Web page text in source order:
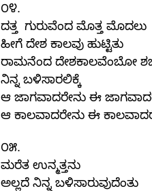
೦೪.
ದತ್ತ ಗುರುವೆಂದ ಮೊತ್ತ ಮೊದಲು
ಹೀಗೆ ದೇಶ ಕಾಲವು ಹುಟ್ಟಿತು
ರಾಮನೆಂದ ದೇಶಕಾಲವೆಂಬೋ
ನಿನ್ನ ಬಳಿಸಾರಲಿಕ್ಕೆ
ಆ ಜಾಗವಾದರೇನು ಈ
ಆ ಕಾಲವಾದರೇನು ಈ
೦೫.
ಮರೆತ ಉನ್ಮತ್ತನು
ಅಲ್ಲದೆ ನಿನ್ನ ಬಳಿಸಾರುವುದೆಂತು